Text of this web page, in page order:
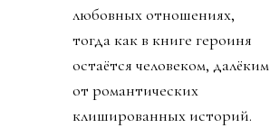
любовных отношениях,
тогда как в книге героиня
остаётся человеком, далёким
от романтических
клишированных историй.